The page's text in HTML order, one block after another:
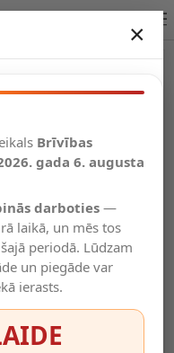
×
Brīvības
gada 6. augusta
darboties—
laikā, un mēs tos
periodā. Lūdzam
un piegāde var
ierasts.